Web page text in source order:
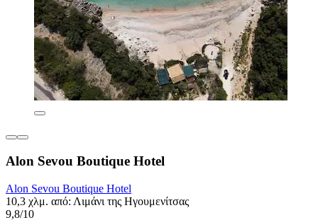
Alon Sevou Boutique Hotel
Alon Sevou Boutique Hotel
10,3 χλμ. από: Λιμάνι της Ηγουμενίτσας
9,8/10